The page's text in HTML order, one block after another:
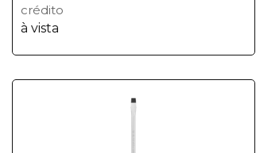
crédito
à vista